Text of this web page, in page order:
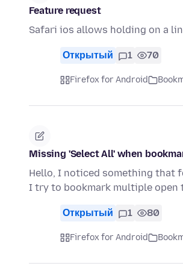
Feature request
Safari ios allows holding on a
Открытый 1 70
Firefox for Android
Missing 'Select All' when
Hello, I noticed something that
I try to bookmark multiple open
Открытый 1 80
Firefox for Android